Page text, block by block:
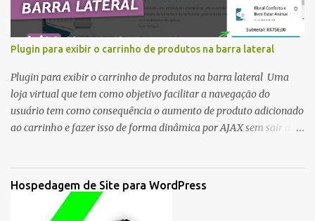
Plugin gratuito que você pode usar para adicionar a
funcionalidade de visualização rápida à sua loja WooCommerce
gratuitamente. Plugin para personalizar a loja virtual em
Woocommerce. As pessoas são mais atraídas pelo que podem ver
claramente, e muitas vezes as lista clássica de produtos que são os
produtos em grade na página de categoria pode não ser o
suficiente para entender o real val...
Plugin para exibir o carrinho de produtos na barra lateral
Plugin para exibir o carrinho de produtos na barra lateral Uma
loja virtual que tem como objetivo facilitar a navegação do
usuário tem como consequência o aumento de produto adicionado
ao carrinho e fazer isso de forma dinâmica por AJAX sem sair da
facilitar a navegação do usuário sem a necessidade de sair da
página atual. O site feito em WordPress com Woocommerce não
tem muitos recursos mas com alguns plugins é possível criar uma
Hospedagem de Site para WordPress